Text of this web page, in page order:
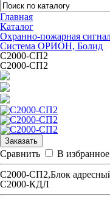
Главная
Каталог
Охранно-пожарная
Система ОРИОН, Болид
С2000-СП2
С2000-СП2
Заказать
Сравнить
В избранное
С2000-СП2,Блок
С2000-КДЛ